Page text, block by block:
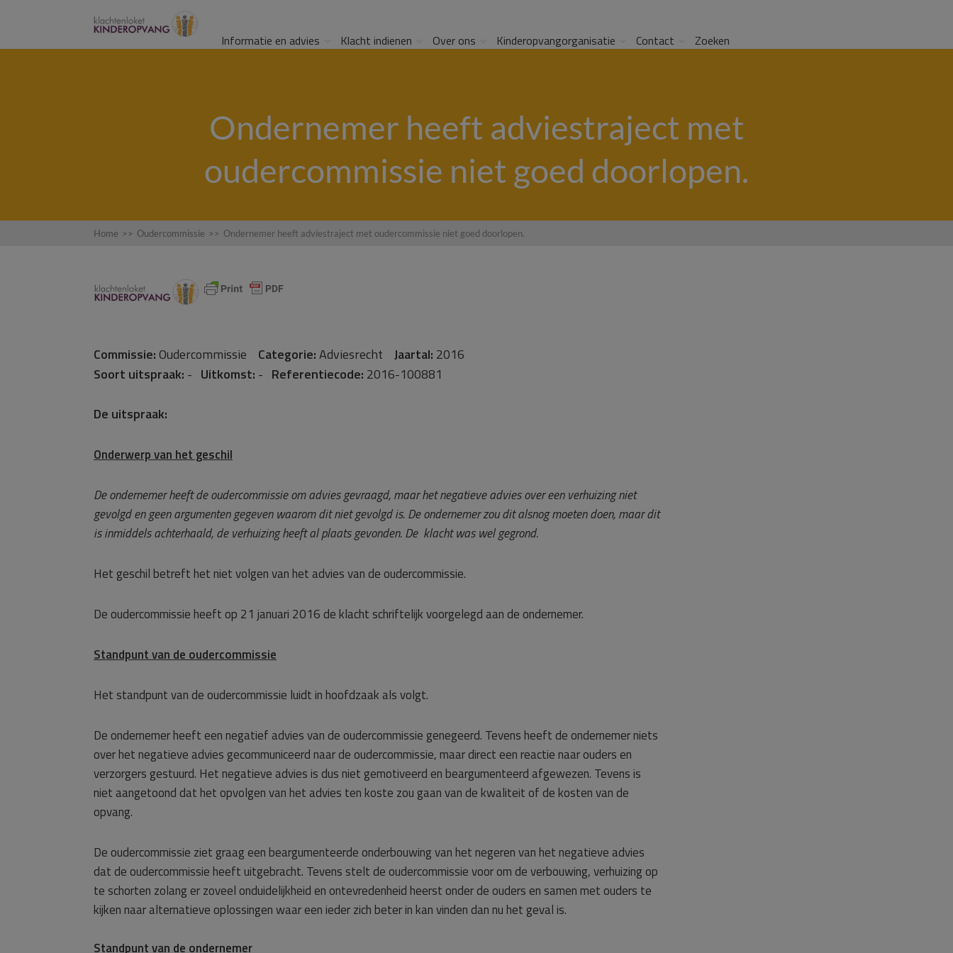
Informatie en advies Klacht indienen Over ons Kinderopvangorganisatie Contact Zoeken
Ondernemer heeft adviestraject met
oudercommissie niet goed doorlopen.
Home >> Oudercommissie >> Ondernemer heeft adviestraject met oudercommissie niet goed doorlopen.
Commissie:Oudercommissie Categorie:Adviesrecht Jaartal: 2016
Soort uitspraak: - Uitkomst: - Referentiecode: 2016-100881
De uitspraak:
Onderwerp van het geschil
De ondernemer heeft de oudercommissie om advies gevraagd, maar het negatieve advies over een verhuizing niet
gevolgd en geen argumenten gegeven waarom dit niet gevolgd is. De ondernemer zou dit alsnog moeten doen, maar dit
is inmiddels achterhaald, de verhuizing heeft al plaats gevonden. De klacht was wel gegrond.
Het geschil betreft het niet volgen van het advies van de oudercommissie.
De oudercommissie heeft op 21 januari 2016 de klacht schriftelijk voorgelegd aan de ondernemer.
Standpunt van de oudercommissie
Het standpunt van de oudercommissie luidt in hoofdzaak als volgt.
De ondernemer heeft een negatief advies van de oudercommissie genegeerd. Tevens heeft de ondernemer niets
over het negatieve advies gecommuniceerd naar de oudercommissie, maar direct een reactie naar ouders en
verzorgers gestuurd. Het negatieve advies is dus niet gemotiveerd en beargumenteerd afgewezen. Tevens is
niet aangetoond dat het opvolgen van het advies ten koste zou gaan van de kwaliteit of de kosten van de
opvang.
De oudercommissie ziet graag een beargumenteerde onderbouwing van het negeren van het negatieve advies
dat de oudercommissie heeft uitgebracht. Tevens stelt de oudercommissie voor om de verbouwing, verhuizing op
te schorten zolang er zoveel onduidelijkheid en ontevredenheid heerst onder de ouders en samen met ouders te
kijken naar alternatieve oplossingen waar een ieder zich beter in kan vinden dan nu het geval is.
Standpunt van de ondernemer